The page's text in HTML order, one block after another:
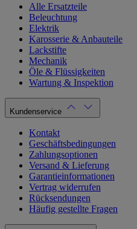
Alle Ersatzteile
Beleuchtung
Elektrik
Karosserie & Anbauteile
Lackstifte
Mechanik
Öle & Flüssigkeiten
Wartung & Inspektion
Kundenservice
Kontakt
Geschäftsbedingungen
Zahlungsoptionen
Versand & Lieferung
Garantieinformationen
Vertrag widerrufen
Rücksendungen
Häufig gestellte Fragen